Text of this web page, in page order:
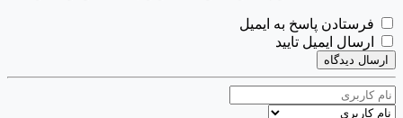
فرستادن پاسخ به ایمیل
ارسال ایمیل تایید
ارسال دیدگاه